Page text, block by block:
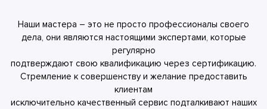
Наши мастера – это не просто профессионалы своего
дела, они являются настоящими экспертами, которые
регулярно
подтверждают свою квалификацию через сертификацию.
Стремление к совершенству и желание предоставить
клиентам
исключительно качественный сервис подталкивают наших